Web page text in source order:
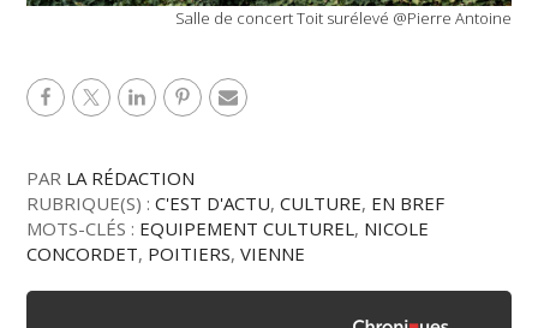
Salle de concert Toit surélevé @Pierre Antoine
PAR LA RÉDACTION
RUBRIQUE(S) :C'EST D'ACTU,CULTURE, EN BREF
MOTS-CLÉS : EQUIPEMENT CULTUREL, NICOLE
CONCORDET, POITIERS,VIENNE